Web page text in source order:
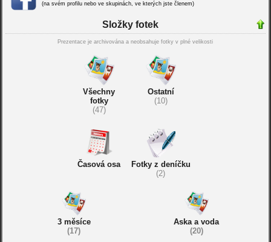
(na svém profilu nebo ve skupinách, ve kterých jste členem)
Složky fotek
Prezentace je archivována a neobsahuje fotky v plné velikosti
Všechny
fotky
(47)
Ostatní
(10)
Časová osa
Fotky z deníčku
(2)
3 měsíce
(17)
Aska a voda
(20)